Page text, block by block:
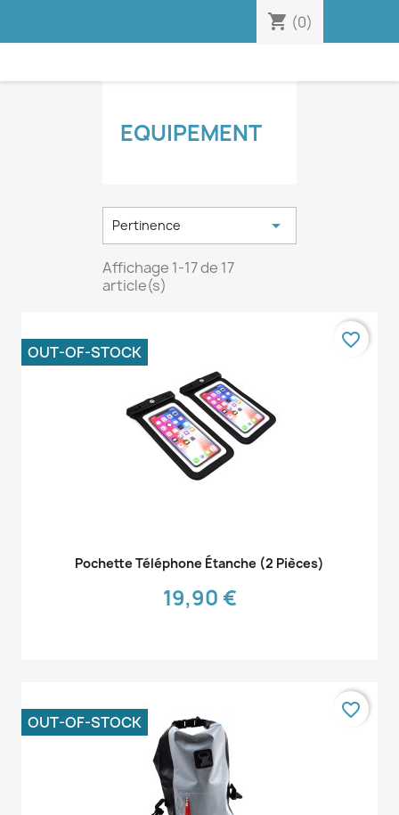
shopping_cart (0)
EQUIPEMENT
Pertinence 
Affichage 1-17 de 17
article(s)
Aperçu rapide
Pochette Téléphone Étanche (2 Pièces)
19,90 €
OUT-OF-STOCK
favorite_border
OUT-OF-STOCK
favorite_border